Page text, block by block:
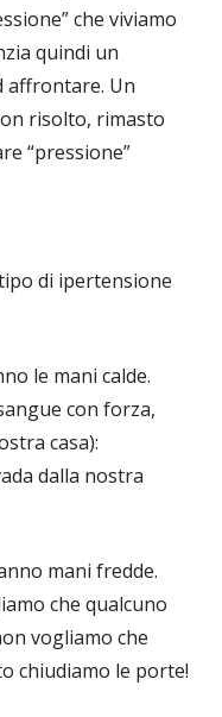
che viviamo
quindi un
affrontare. Un
risolto, rimasto
“pressione”
di ipertensione
le mani calde.
con forza,
casa):
dalla nostra
mani fredde.
che qualcuno
vogliamo che
chiudiamo le porte!